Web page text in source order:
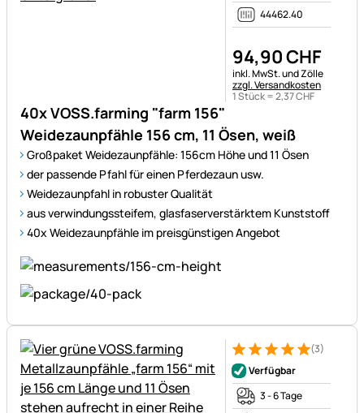
40x VOSS.farming "farm 156"
Weidezaunpfähle 156 cm, 11 Ösen, weiß
Großpaket Weidezaunpfähle: 156cm Höhe und 11 Ösen
der passende Pfahl für einen Pferdezaun usw.
Weidezaunpfahl in robuster Qualität
aus verwindungssteifem, glasfaserverstärktem Kunststoff
40x Weidezaunpfähle im preisgünstigen Angebot
44462.40
94,90CHF
Steuerhinweis:
inkl. MwSt. und Zölle
zzgl. Versandkosten
1 Stück =2,37CHF
Bewertung: 5 von 5 (3
3 Bewertungen
(3)
Verfügbar
3 - 6 Tage